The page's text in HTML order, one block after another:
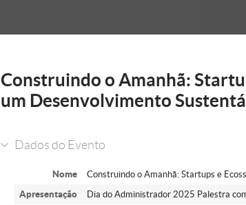
Construindo o Amanhã:
um Desenvolvimento
Dados do Evento
Nome
Construindo o Amanhã: Startups e
Apresentação
Dia do Administrador 2025 Palestra